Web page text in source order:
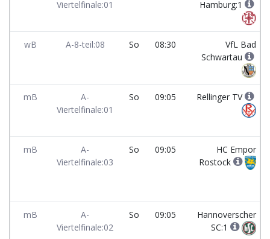
Viertelfinale:01
Hamburg:1
wB A-8-teil:08 So 08:30
VfL Bad
Schwartau
mB
A-
Viertelfinale:01
So 09:05 Rellinger TV
mB
A-
Viertelfinale:03
So 09:05
HC Empor
Rostock
mB
A-
Viertelfinale:02
So 09:05
Hannoverscher
SC:1